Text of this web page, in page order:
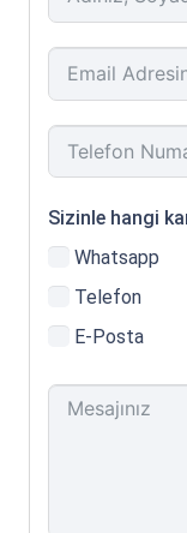
Sizinle hangi
Whatsapp
Telefon
E-Posta